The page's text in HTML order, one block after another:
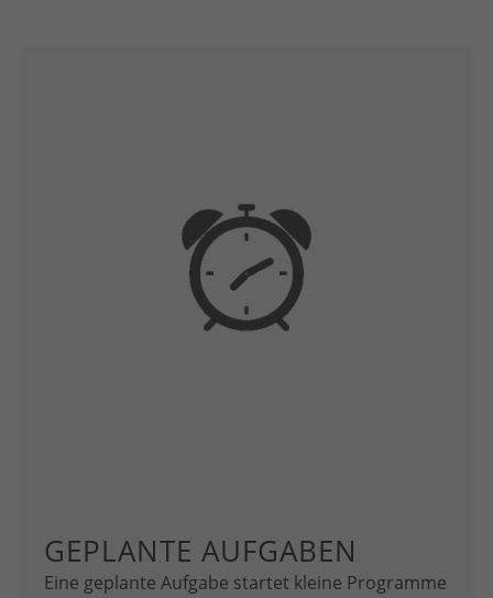
GEPLANTE AUFGABEN
Eine geplante Aufgabe startet kleine Programme